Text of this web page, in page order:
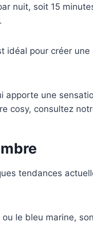
nuit, soit 15
pour créer
une
cosy, consultez
tendances
le bleu marine,